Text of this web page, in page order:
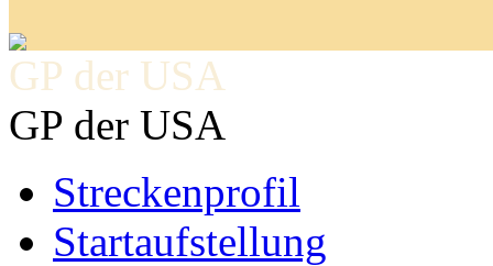
GP der USA
GP der USA
Streckenprofil
Startaufstellung